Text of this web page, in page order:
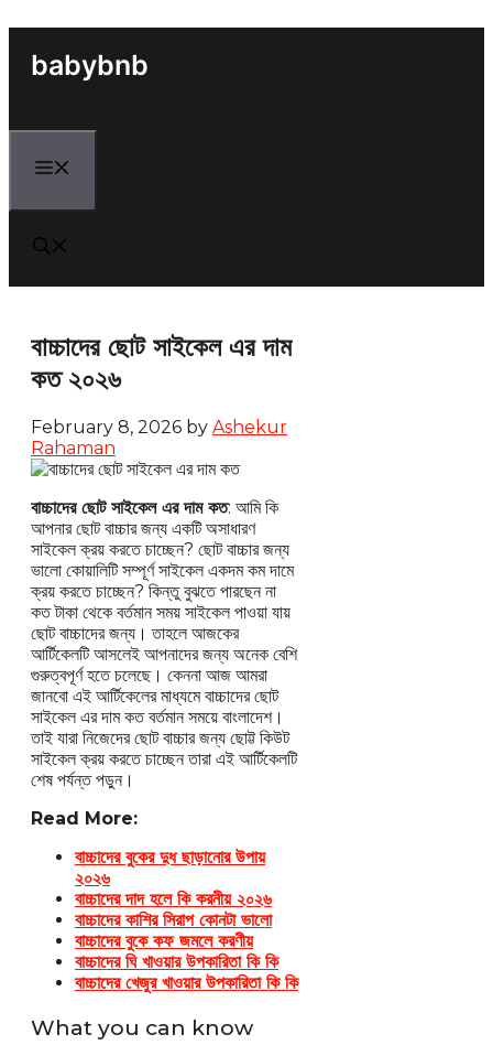
content
babybnb
বাচ্চাদের ছোট সাইকেল এর দাম
কত ২০২৬
February 8, 2026 by Ashekur
Rahaman
বাচ্চাদের ছোট সাইকেল এর দাম কত: আমি কি
আপনার ছোট বাচ্চার জন্য একটি অসাধারণ
সাইকেল ক্রয় করতে চাচ্ছেন? ছোট বাচ্চার জন্য
ভালো কোয়ালিটি সম্পূর্ণ সাইকেল একদম কম দামে
ক্রয় করতে চাচ্ছেন? কিন্তু বুঝতে পারছেন না
কত টাকা থেকে বর্তমান সময় সাইকেল পাওয়া যায়
ছোট বাচ্চাদের জন্য। তাহলে আজকের
আর্টিকেলটি আসলেই আপনাদের জন্য অনেক বেশি
গুরুত্বপূর্ণ হতে চলেছে। কেননা আজ আমরা
জানবো এই আর্টিকেলের মাধ্যমে বাচ্চাদের ছোট
সাইকেল এর দাম কত বর্তমান সময়ে বাংলাদেশ।
তাই যারা নিজেদের ছোট বাচ্চার জন্য ছোট্ট কিউট
সাইকেল ক্রয় করতে চাচ্ছেন তারা এই আর্টিকেলটি
শেষ পর্যন্ত পড়ুন।
Read More:
বাচ্চাদের বুকের দুধ ছাড়ানোর উপায়
২০২৬
বাচ্চাদের দাদ হলে কি করনীয় ২০২৬
বাচ্চাদের কাশির সিরাপ কোনটা ভালো
বাচ্চাদের বুকে কফ জমলে করণীয়
বাচ্চাদের ঘি খাওয়ার উপকারিতা কি কি
বাচ্চাদের খেজুর খাওয়ার উপকারিতা কি কি
What you can know